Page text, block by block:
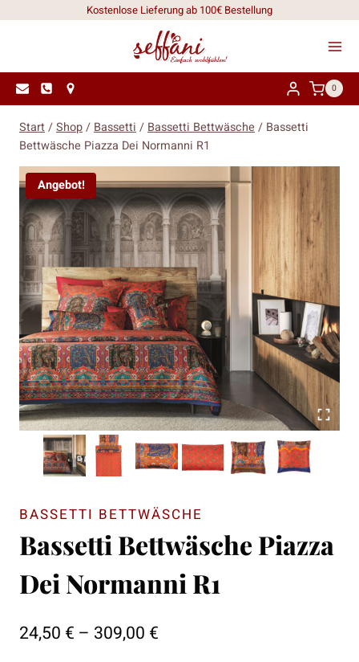
Kostenlose Lieferung ab 100€ Bestellung
0
Start/Shop/ Bassetti / Bassetti Bettwäsche / Bassetti
Bettwäsche Piazza Dei Normanni R1
Angebot!
BASSETTI BETTWÄSCHE
Bassetti Bettwäsche Piazza
Dei Normanni R1
24,50 € – 309,00 €